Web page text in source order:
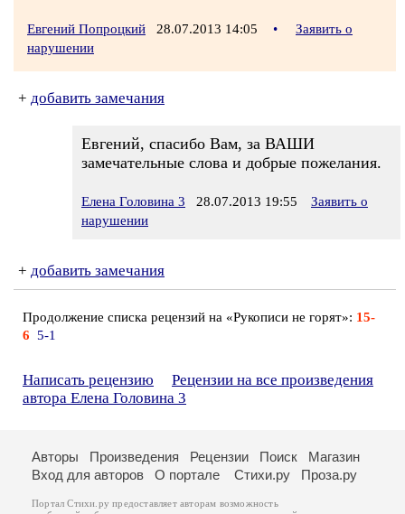
Евгений Попроцкий 28.07.2013 14:05 •
Заявить о
нарушении
+ добавить замечания
Евгений, спасибо Вам, за ВАШИ
замечательные слова и добрые пожелания.
Елена Головина 3 28.07.2013 19:55
Заявить о
нарушении
+ добавить замечания
Продолжение списка рецензий на «Рукописи не горят»: 15-
6 5-1
Написать рецензию
Рецензии на все произведения
автора Елена Головина 3
Авторы Произведения Рецензии Поиск
Магазин
Вход для авторов
О портале Стихи.ру Проза.ру
Портал Стихи.ру предоставляет авторам возможность